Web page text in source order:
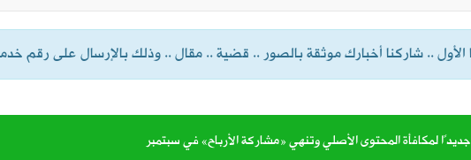
.. شاركنا أخبارك موثقة بالصور .. قضية .. مقال .. وذلك بالإرسال على رقم خدمة
لمكافأة المحتوى الأصلي وتنهي «مشاركة الأرباح» في سبتمبر